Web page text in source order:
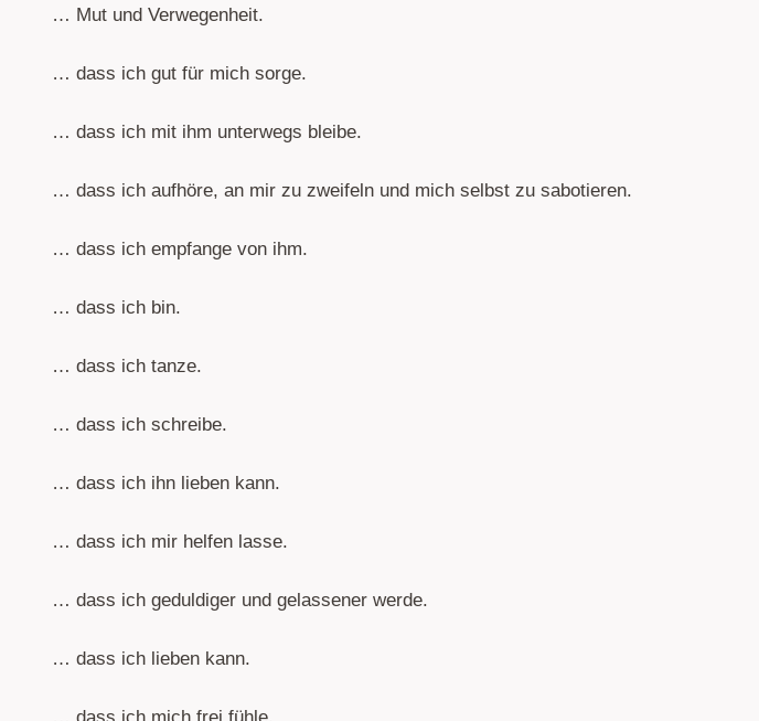
… Mut und Verwegenheit.
… dass ich gut für mich sorge.
… dass ich mit ihm unterwegs bleibe.
… dass ich aufhöre, an mir zu zweifeln und mich selbst zu sabotieren.
… dass ich empfange von ihm.
… dass ich bin.
… dass ich tanze.
… dass ich schreibe.
… dass ich ihn lieben kann.
… dass ich mir helfen lasse.
… dass ich geduldiger und gelassener werde.
… dass ich lieben kann.